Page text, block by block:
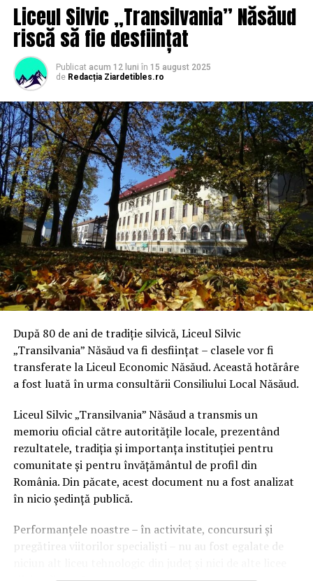
Liceul Silvic „Transilvania” Năsăud
riscă să fie desființat
Publicat acum 12 luni în 15 august 2025
de Redacția Ziardetibles.ro
După 80 de ani de tradiție silvică, Liceul Silvic
„Transilvania” Năsăud va fi desființat – clasele vor fi
transferate la Liceul Economic Năsăud. Această hotărâre
a fost luată în urma consultării Consiliului Local Năsăud.
Liceul Silvic „Transilvania” Năsăud a transmis un
memoriu oficial către autoritățile locale, prezentând
rezultatele, tradiția și importanța instituției pentru
comunitate și pentru învățământul de profil din
România. Din păcate, acest document nu a fost analizat
în nicio ședință publică.
Performanțele noastre – în activitate, concursuri și
pregătirea viitorilor specialiști – nu au fost egalate de